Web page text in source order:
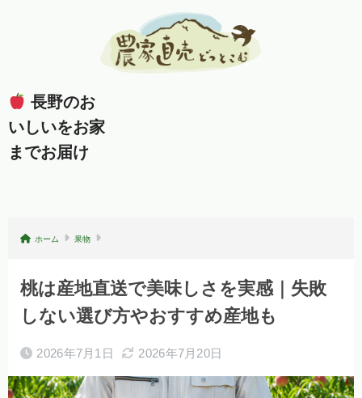
長野のお
いしいをお家
までお届け
ホーム 果物
桃は産地直送で美味しさを実感｜失敗
しない選び方やおすすめ産地も
2026年7月1日 2026年7月20日